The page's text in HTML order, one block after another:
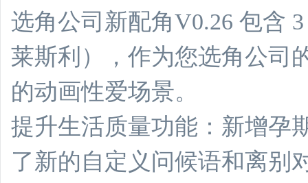
选角公司新配角V0.26 包含
莱斯利），作为您选角公司
的动画性爱场景。
提升生活质量功能：新增孕
了新的自定义问候语和离别